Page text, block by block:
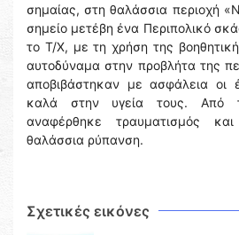
σημαίας, στη θαλάσσια περιοχή
σημείο μετέβη ένα Περιπολικό
το Τ/Χ, με τη χρήση της
αυτοδύναμα στην προβλήτα της
αποβιβάστηκαν με ασφάλεια οι
καλά στην υγεία τους. Από
αναφέρθηκε τραυματισμός
θαλάσσια ρύπανση.
Σχετικές εικόνες